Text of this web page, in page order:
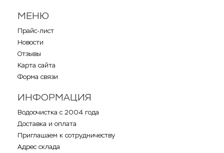
МЕНЮ
Прайс-лист
Новости
Отзывы
Карта сайта
Форма связи
ИНФОРМАЦИЯ
Водоочистка с 2004 года
Доставка и оплата
Приглашаем к сотрудничеству
Адрес склада